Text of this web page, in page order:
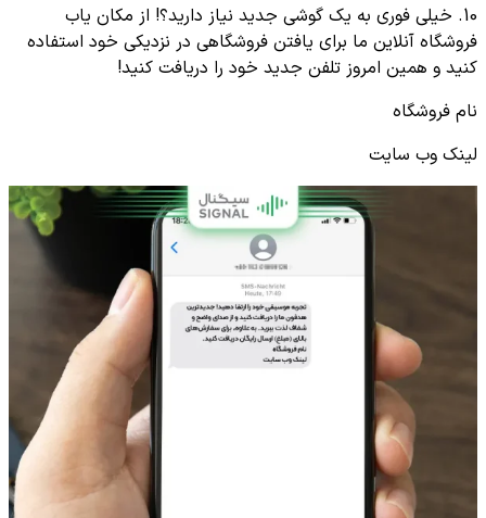
10. خیلی فوری به یک گوشی جدید نیاز دارید؟! از مکان یاب
فروشگاه آنلاین ما برای یافتن فروشگاهی در نزدیکی خود استفاده
کنید و همین امروز تلفن جدید خود را دریافت کنید!
نام فروشگاه
لینک وب سایت